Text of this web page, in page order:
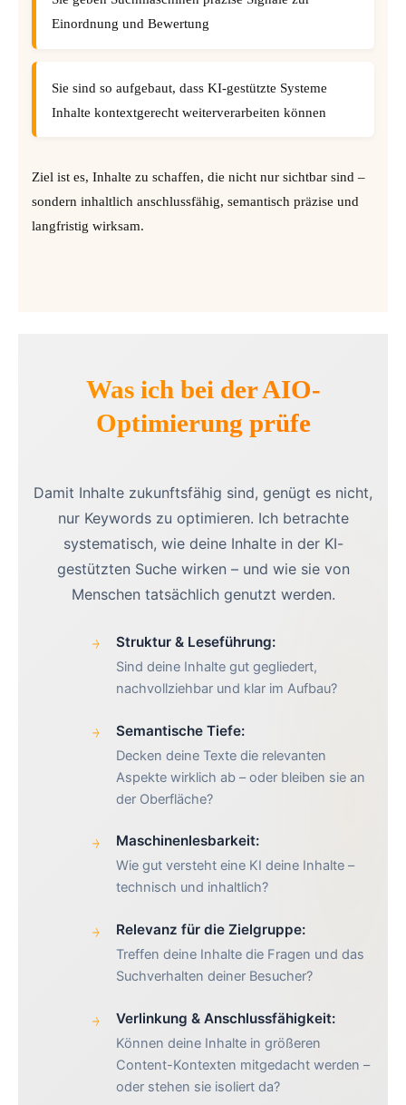
Einordnung und Bewertung
Sie sind so aufgebaut, dass KI-gestützte Systeme
Inhalte kontextgerecht weiterverarbeiten können
Ziel ist es, Inhalte zu schaffen, die nicht nur sichtbar sind –
sondern inhaltlich anschlussfähig, semantisch präzise und
langfristig wirksam.
Was ich bei der AIO-
Optimierung prüfe
Damit Inhalte zukunftsfähig sind, genügt es nicht,
nur Keywords zu optimieren. Ich betrachte
systematisch, wie deine Inhalte in der KI-
gestützten Suche wirken – und wie sie von
Menschen tatsächlich genutzt werden.
Struktur & Leseführung:
Sind deine Inhalte gut gegliedert,
nachvollziehbar und klar im Aufbau?
Semantische Tiefe:
Decken deine Texte die relevanten
Aspekte wirklich ab – oder bleiben sie an
der Oberfläche?
Maschinenlesbarkeit:
Wie gut versteht eine KI deine Inhalte –
technisch und inhaltlich?
Relevanz für die Zielgruppe:
Treffen deine Inhalte die Fragen und das
Suchverhalten deiner Besucher?
Verlinkung & Anschlussfähigkeit:
Können deine Inhalte in größeren
Content-Kontexten mitgedacht werden –
oder stehen sie isoliert da?